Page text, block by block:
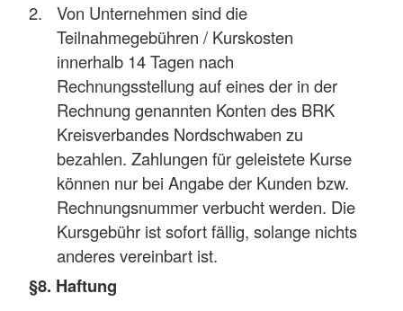
Von Unternehmen sind die
Teilnahmegebühren / Kurskosten
innerhalb 14 Tagen nach
Rechnungsstellung auf eines der in der
Rechnung genannten Konten des BRK
Kreisverbandes Nordschwaben zu
bezahlen. Zahlungen für geleistete Kurse
können nur bei Angabe der Kunden bzw.
Rechnungsnummer verbucht werden. Die
Kursgebühr ist sofort fällig, solange nichts
anderes vereinbart ist.
§8. Haftung